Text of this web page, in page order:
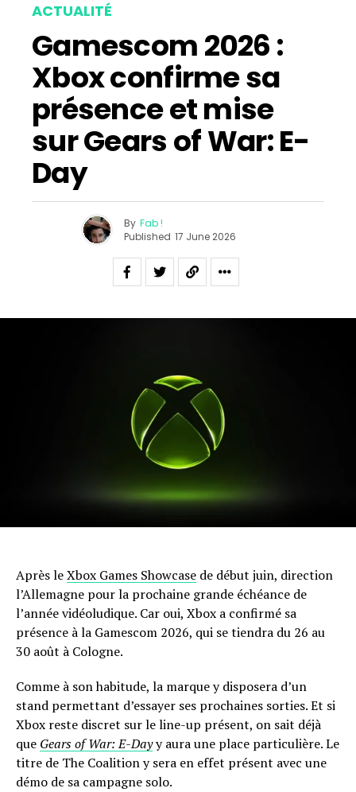
ACTUALITÉ
Gamescom 2026 :
Xbox confirme sa
présence et mise
sur Gears of War: E-
Day
By Fab !
Published 17 June 2026
Après leXbox Games Showcase de début juin, direction
l’Allemagne pour la prochaine grande échéance de
l’année vidéoludique. Car oui, Xbox a confirmé sa
présence à la Gamescom 2026, qui se tiendra du 26 au
30 août à Cologne.
Comme à son habitude, la marque y disposera d’un
stand permettant d’essayer ses prochaines sorties. Et si
Xbox reste discret sur le line-up présent, on sait déjà
que Gears of War: E-Dayy aura une place particulière. Le
titre de The Coalition y sera en effet présent avec une
démo de sa campagne solo.